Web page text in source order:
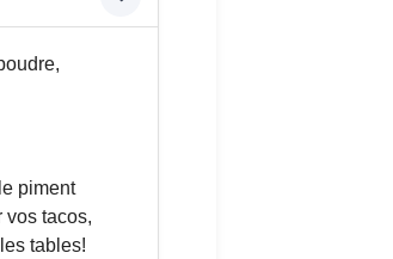
piment
vos tacos,
tables!